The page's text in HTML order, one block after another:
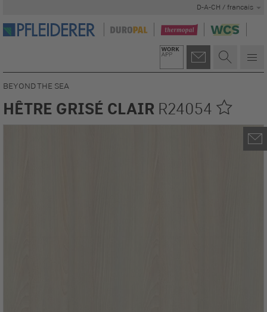
D-A-CH / francais
BEYOND THE SEA
HÊTRE GRISÉ CLAIR R24054